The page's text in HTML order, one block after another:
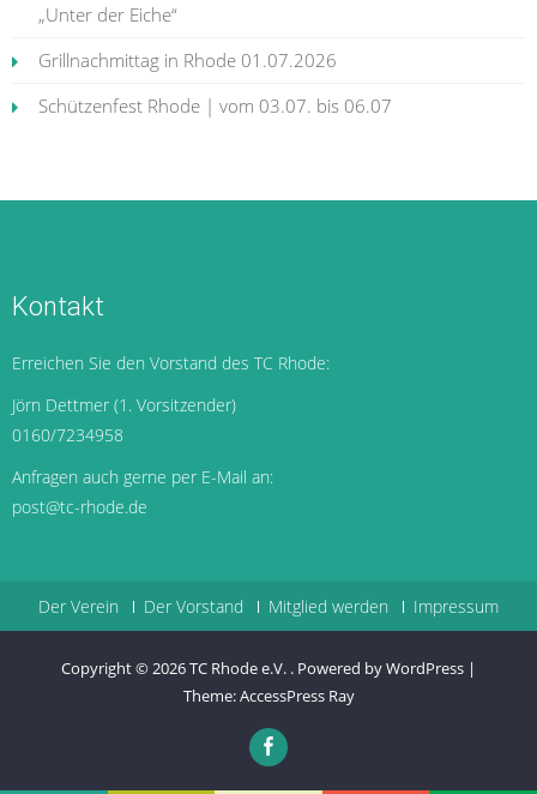
„Unter der Eiche“
Grillnachmittag in Rhode 01.07.2026
Schützenfest Rhode | vom 03.07. bis 06.07
Kontakt
Erreichen Sie den Vorstand des TC Rhode:
Jörn Dettmer (1. Vorsitzender)
0160/7234958
Anfragen auch gerne per E-Mail an:
post@tc-rhode.de
Der Verein Der Vorstand Mitglied werden Impressum
Copyright © 2026TC Rhode e.V. . Powered by WordPress |
Theme:AccessPress Ray